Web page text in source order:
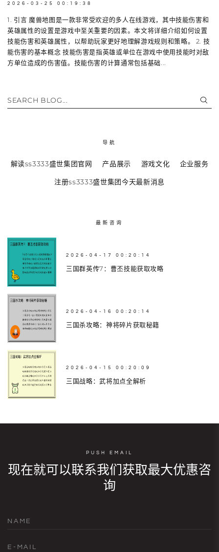
2026-03-25 00:19:38
1. 引言 魔兽地图是一款非常受欢迎的多人在线游戏，其中技能伤害和
英雄属性的设置是游戏中至关重要的因素。本文将详细介绍如何设置
技能伤害和英雄属性，以帮助玩家更好地理解游戏规则和策略。 2. 技
能伤害的基本概念 技能伤害是指英雄或单位在游戏中使用技能时对敌
方单位造成的伤害值。技能伤害的计算通常包括基础...
SEARCH BLOG...
导航
解读ss3333盛世集团官网 产品展示 游戏文化 企业服务
注册ss3333盛世集团今天最新消息
最新咨询
2026-04-17 00:20:14
三国群英传7：曹丕技能获取攻略
2026-04-16 00:20:14
三国杀攻略：神将碎片获取秘籍
2026-04-15 00:20:09
三国战略：武将加点全解析
PUSH EMAIL
现在就可以联系我们获取最大优惠咨
询
NAME
E-MAIL